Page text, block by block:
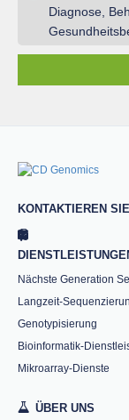
Diagnose,
KONTAKTIEREN
Nächste Generation
Langzeit-
Genotypisierung
Bioinformatik-
Mikroarray-Dienste
ÜBER UNS